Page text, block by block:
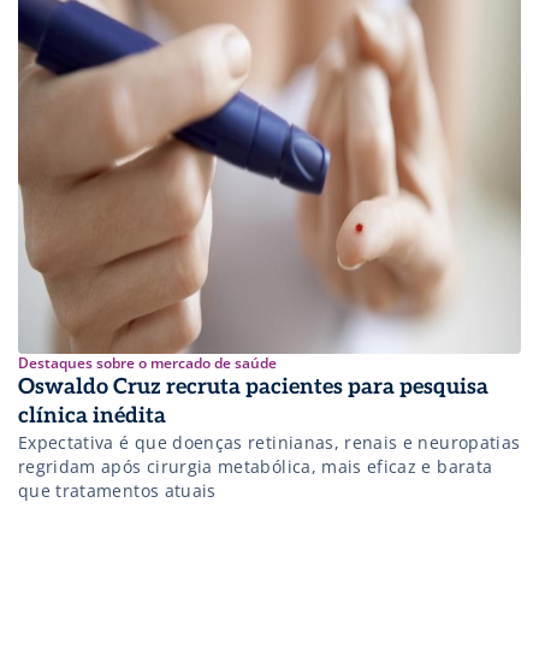
Destaques sobre o mercado de saúde
Oswaldo Cruz recruta pacientes para pesquisa
clínica inédita
Expectativa é que doenças retinianas, renais e neuropatias
regridam após cirurgia metabólica, mais eficaz e barata
que tratamentos atuais